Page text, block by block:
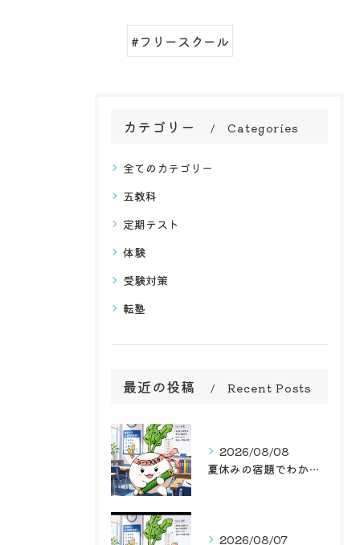
#フリースクール
カテゴリー Categories
全てのカテゴリー
五教科
定期テスト
体験
受験対策
転塾
最近の投稿 Recent Posts
2026/08/08
夏休みの宿題でわかる？子どもの苦手を見つける、お盆休みの勉強法3ステップ
2026/08/07